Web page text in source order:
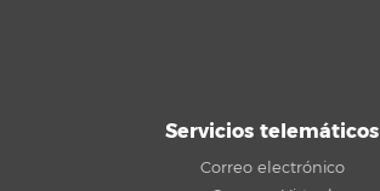
Servicios telemáticos
Correo electrónico